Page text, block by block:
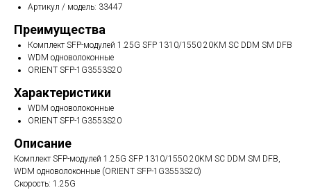
Артикул / модель: 33447
Преимущества
Комплект SFP-модулей 1.25G SFP 1310/1550 20KM SC DDM SM DFB
WDM одноволоконные
ORIENT SFP-1G3553S20
Характеристики
WDM одноволоконные
ORIENT SFP-1G3553S20
Описание
Комплект SFP-модулей 1.25G SFP 1310/1550 20KM SC DDM SM DFB,
WDM одноволоконные (ORIENT SFP-1G3553S20)
Скорость: 1.25G